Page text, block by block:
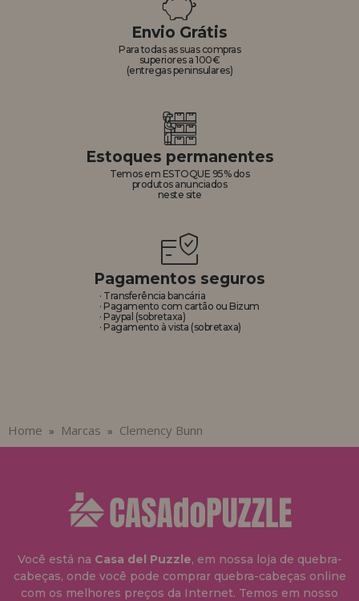
REGISTRO DE REVENDEDOR
Envio Grátis
Para todas as suas compras
superiores a 100€
(entregas peninsulares)
Estoques permanentes
Temos em ESTOQUE 95% dos
produtos anunciados
neste site
Pagamentos seguros
· Transferência bancária
· Pagamento com cartão ou Bizum
· Paypal (sobretaxa)
· Pagamento à vista (sobretaxa)
Home » Marcas » Clemency Bunn
Você está na Casa del Puzzle, em nossa loja de quebra-
cabeças, onde você pode comprar quebra-cabeças online
com os melhores preços da Internet. Temos em nosso